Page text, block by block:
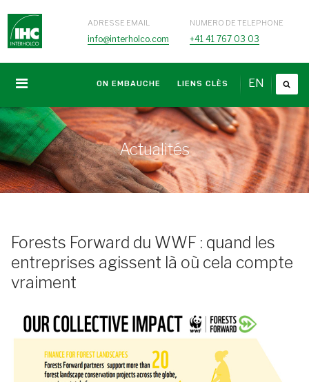
ADRESSE EMAIL
info@interholco.com
NUMERO DE TELEPHONE
+41 41 767 03 03
EN
ON EMBAUCHE LIENS CLÈS
Actualités
Forests Forward du WWF : quand les
entreprises agissent là où cela compte
vraiment